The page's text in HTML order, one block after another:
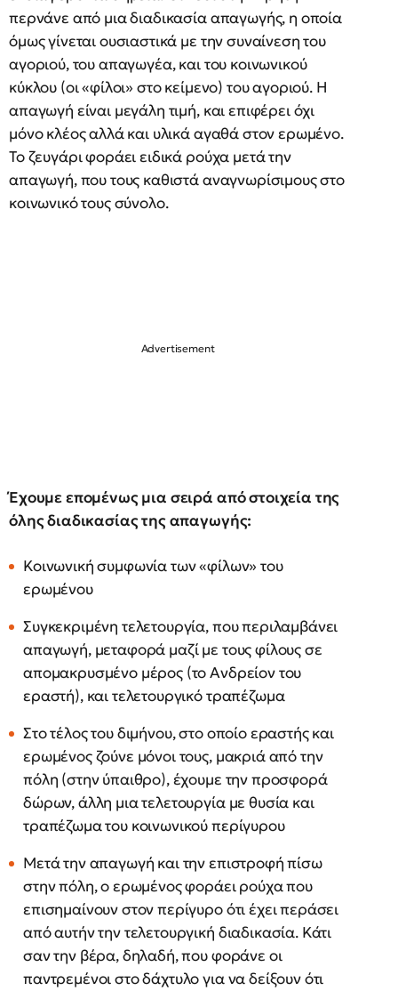
περνάνε από μια διαδικασία απαγωγής, η οποία
όμως γίνεται ουσιαστικά με την συναίνεση του
αγοριού, του απαγωγέα, και του κοινωνικού
κύκλου (οι «φίλοι» στο κείμενο) του αγοριού. Η
απαγωγή είναι μεγάλη τιμή, και επιφέρει όχι
μόνο κλέος αλλά και υλικά αγαθά στον ερωμένο.
Το ζευγάρι φοράει ειδικά ρούχα μετά την
απαγωγή, που τους καθιστά αναγνωρίσιμους στο
κοινωνικό τους σύνολο.
Έχουμε επομένως μια σειρά από στοιχεία της
όλης διαδικασίας της απαγωγής:
Κοινωνική συμφωνία των «φίλων» του
ερωμένου
Συγκεκριμένη τελετουργία, που περιλαμβάνει
απαγωγή, μεταφορά μαζί με τους φίλους σε
απομακρυσμένο μέρος (το Ανδρείον του
εραστή), και τελετουργικό τραπέζωμα
Στο τέλος του διμήνου, στο οποίο εραστής και
ερωμένος ζούνε μόνοι τους, μακριά από την
πόλη (στην ύπαιθρο), έχουμε την προσφορά
δώρων, άλλη μια τελετουργία με θυσία και
τραπέζωμα του κοινωνικού περίγυρου
Μετά την απαγωγή και την επιστροφή πίσω
στην πόλη, ο ερωμένος φοράει ρούχα που
επισημαίνουν στον περίγυρο ότι έχει περάσει
από αυτήν την τελετουργική διαδικασία. Κάτι
σαν την βέρα, δηλαδή, που φοράνε οι
παντρεμένοι στο δάχτυλο για να δείξουν ότι